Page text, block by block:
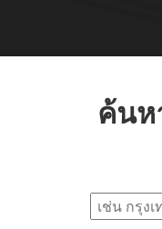
ค้นห